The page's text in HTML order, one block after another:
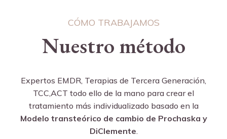
CÓMO TRABAJAMOS
Nuestro método
Expertos EMDR, Terapias de Tercera Generación,
TCC,ACT todo ello de la mano para crear el
tratamiento más individualizado basado en la
Modelo transteórico de cambio de Prochaska y
DiClemente.